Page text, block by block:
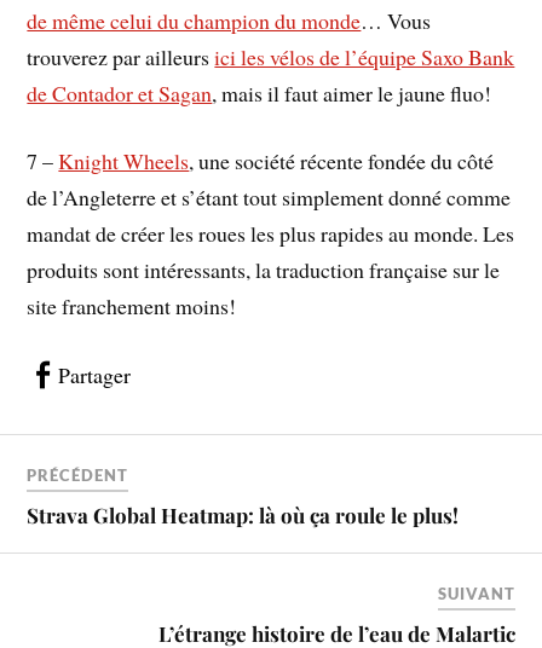
de même celui du champion du monde… Vous
trouverez par ailleursici les vélos de l’équipe Saxo Bank
de Contador et Sagan, mais il faut aimer le jaune fluo!
7 –Knight Wheels, une société récente fondée du côté
de l’Angleterre et s’étant tout simplement donné comme
mandat de créer les roues les plus rapides au monde. Les
produits sont intéressants, la traduction française sur le
site franchement moins!
Partager
PRÉCÉDENT
Strava Global Heatmap: là où ça roule le plus!
SUIVANT
L’étrange histoire de l’eau de Malartic